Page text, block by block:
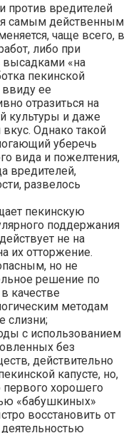
против вредителей
самым действенным
чаще всего, в
либо при
высадками «на
пекинской
ввиду ее
отразиться на
культуры и даже
Однако такой
уберечь
вида и пожелтения,
вредителей,
развелось
пекинскую
поддержания
не на
их отторжение.
но не
решение по
качестве
методам
слизни;
с использованием
без
действительно
капусте, но,
первого хорошего
«бабушкиных»
восстановить от